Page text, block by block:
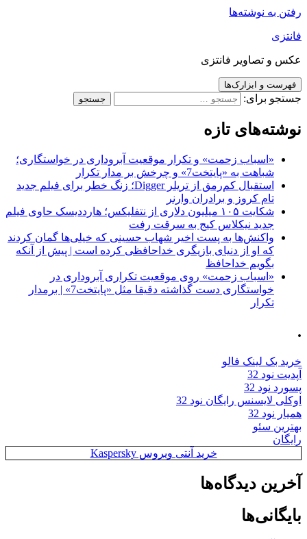
رفتن به نوشته‌ها
فانتزی
عکس و تصاویر فانتزی
فهرست و ابزارک‌ها
جستجو برای:
نوشته‌های تازه
«اسباب زحمت» و تکرار موقعیت آبروداری در خواستگاری؛
شباهت به «پایتخت7» و چرخش بر مدار تکرار
استقبال کم‌رمق از تریلر Digger؛ زنگ خطر برای فیلم جدید
تام کروز و برادران وارنر
شکایت ۱۰۵ میلیون دلاری از نتفلیکس؛ هارددیسک حاوی فیلم
جدید نیکلاس کیج به سرقت رفت
واکنش‌ها به پست اخیر شهاب حسینی که خیلی‌ها گمان کردند
که او از دنیای بازیگری خداحافظی کرده است | پیش از آنکه
بگویم خداحافظ
«اسباب زحمت» روی موقعیت تکراری آبروداری در
خواستگاری دست گذاشته دقیقا مثل «پایتخت7» | برمدار
تکرار
.
خرید بک لینک فالو
آپدیت نود 32
پسورد نود 32
اوکلی لایسنس رایگان نود 32
همیار نود 32
بهترین سئو
رایگان
خرید آنتی ویروس Kaspersky
آخرین دیدگاه‌ها
بایگانی‌ها